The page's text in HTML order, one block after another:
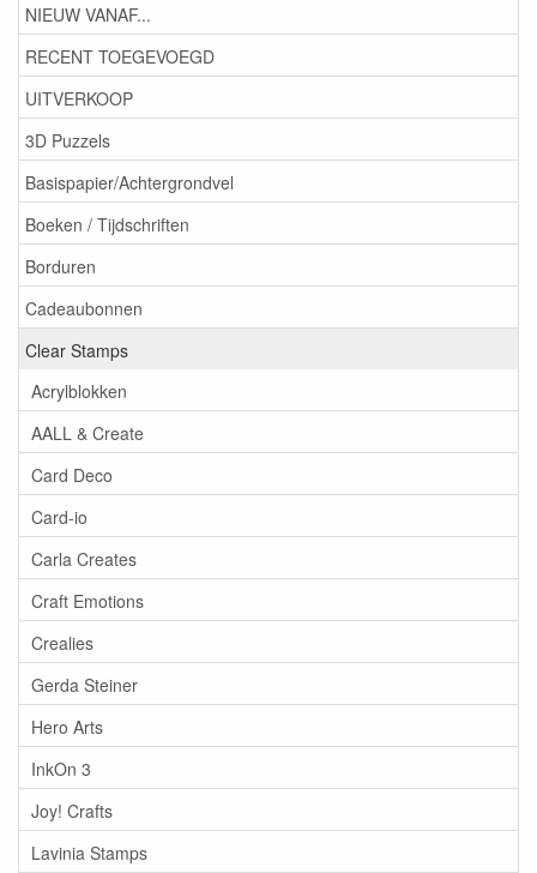
NIEUW VANAF...
RECENT TOEGEVOEGD
UITVERKOOP
3D Puzzels
Basispapier/Achtergrondvel
Boeken / Tijdschriften
Borduren
Cadeaubonnen
Clear Stamps
Acrylblokken
AALL & Create
Card Deco
Card-io
Carla Creates
Craft Emotions
Crealies
Gerda Steiner
Hero Arts
InkOn 3
Joy! Crafts
Lavinia Stamps